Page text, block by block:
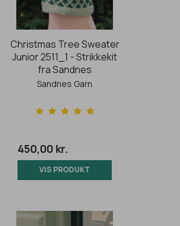
Christmas Tree Sweater
Junior 2511_1 - Strikkekit
fra Sandnes
Sandnes Garn
450,00 kr.
VIS PRODUKT